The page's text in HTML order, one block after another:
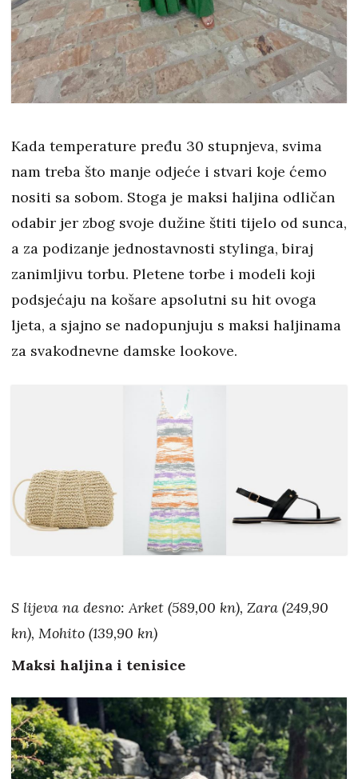
Kada temperature pređu 30 stupnjeva, svima
nam treba što manje odjeće i stvari koje ćemo
nositi sa sobom. Stoga je maksi haljina odličan
odabir jer zbog svoje dužine štiti tijelo od sunca,
a za podizanje jednostavnosti stylinga, biraj
zanimljivu torbu. Pletene torbe i modeli koji
podsjećaju na košare apsolutni su hit ovoga
ljeta, a sjajno se nadopunjuju s maksi haljinama
za svakodnevne damske lookove.
S lijeva na desno: Arket (589,00 kn), Zara (249,90
kn), Mohito (139,90 kn)
Maksi haljina i tenisice